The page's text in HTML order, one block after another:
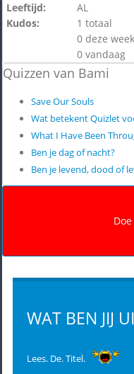
Leeftijd:
AL
Kudos:
1 totaal
0 deze week
0 vandaag
Quizzen van Bami
Save Our Souls
Wat betekent Quizlet
What I Have Been
Ben je dag of nacht?
Ben je levend, dood of
WAT BEN JIJ
Lees. De. Titel.